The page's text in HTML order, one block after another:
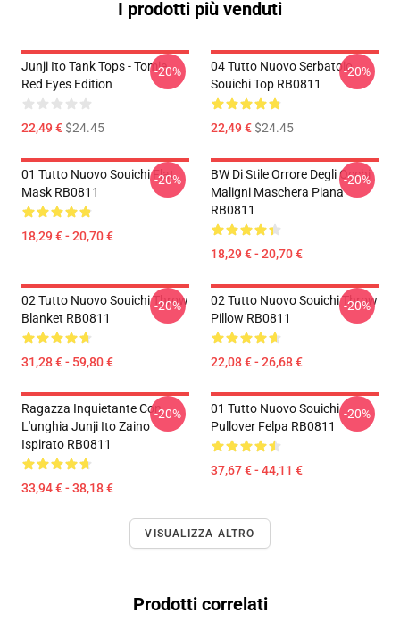
I prodotti più venduti
Junji Ito Tank Tops - Tomie
Red Eyes Edition
22,49 €$24.45
-20%
04 Tutto Nuovo Serbatoio
Souichi Top RB0811
22,49 €$24.45
-20%
01 Tutto Nuovo Souichi Flat
Mask RB0811
18,29 € - 20,70 €
-20%
BW Di Stile Orrore Degli Occhi
Maligni Maschera Piana
RB0811
18,29 € - 20,70 €
-20%
02 Tutto Nuovo Souichi Throw
Blanket RB0811
31,28 € - 59,80 €
-20%
02 Tutto Nuovo Souichi Throw
Pillow RB0811
22,08 € - 26,68 €
-20%
Ragazza Inquietante Con
L'unghia Junji Ito Zaino
Ispirato RB0811
33,94 € - 38,18 €
-20%
01 Tutto Nuovo Souichi
Pullover Felpa RB0811
37,67 € - 44,11 €
-20%
VISUALIZZA ALTRO
Prodotti correlati